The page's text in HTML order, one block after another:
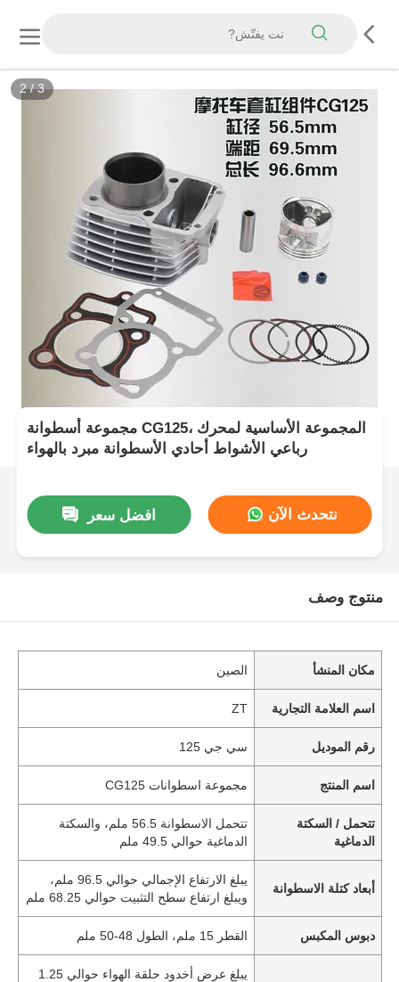
2/3
مجموعة أسطوانة CG125، المجموعة الأساسية لمحرك
رباعي الأشواط أحادي الأسطوانة مبرد بالهواء
افضل سعر نتحدث الآن
منتوج وصف
مكان المنشأ الصين
اسم العلامة التجارية ZT
رقم الموديل سي جي 125
اسم المنتج مجموعة اسطوانات CG125
تتحمل / السكتة
الدماغية
تتحمل الاسطوانة 56.5 ملم، والسكتة
الدماغية حوالي 49.5 ملم
أبعاد كتلة الاسطوانة
يبلغ الارتفاع الإجمالي حوالي 96.5 ملم،
ويبلغ ارتفاع سطح التثبيت حوالي 68.25 ملم
دبوس المكبس القطر 15 ملم، الطول 48-50 ملم
يبلغ عرض أخدود حلقة الهواء حوالي 1.25